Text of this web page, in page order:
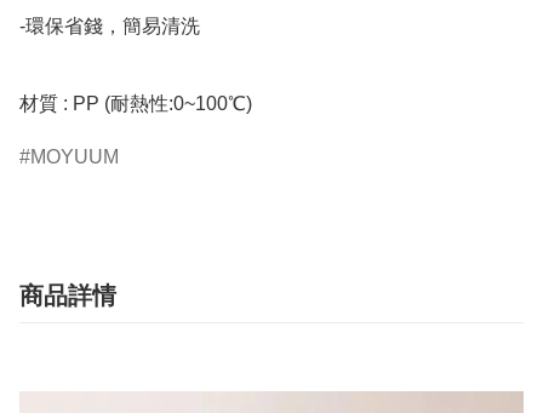
-環保省錢，簡易清洗
材質 : PP (耐熱性:0~100℃)
MOYUUM
商品詳情